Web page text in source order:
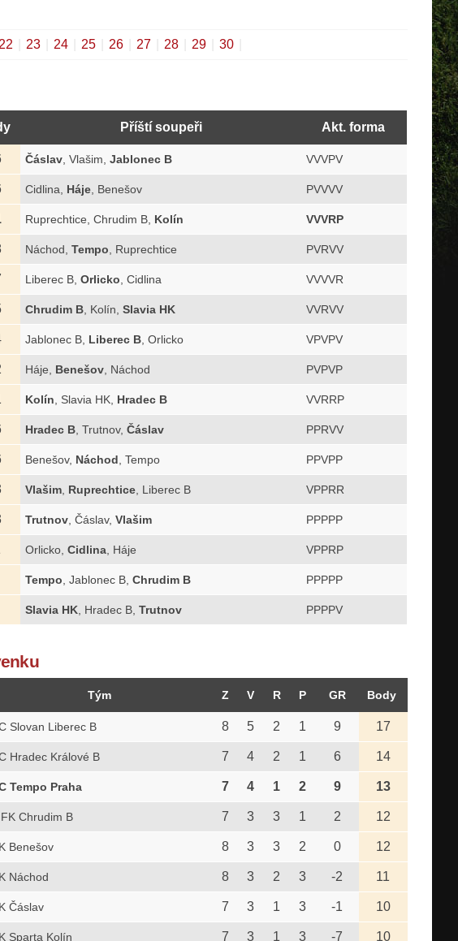
22 23 24 25 26 27 28 29 30
Příští soupeři Akt. forma
Čáslav, Vlašim, Jablonec B VVVPV
Cidlina, Háje, Benešov PVVVV
Ruprechtice, Chrudim B, Kolín VVVRP
Náchod, Tempo, Ruprechtice PVRVV
Liberec B, Orlicko, Cidlina VVVVR
Chrudim B, Kolín, Slavia HK VVRVV
Jablonec B, Liberec B, Orlicko VPVPV
Háje, Benešov, Náchod PVPVP
Kolín, Slavia HK, Hradec B VVRRP
Hradec B, Trutnov, Čáslav PPRVV
Benešov, Náchod, Tempo PPVPP
Vlašim, Ruprechtice, Liberec B VPPRR
Trutnov, Čáslav, Vlašim PPPPP
Orlicko, Cidlina, Háje VPPRP
Tempo, Jablonec B, Chrudim B PPPPP
Slavia HK, Hradec B, Trutnov PPPPV
Tým Z V R P GR Body
Slovan Liberec B 8 5 2 1 9 17
Hradec Králové B 7 4 2 1 6 14
Tempo Praha 7 4 1 2 9 13
Chrudim B 7 3 3 1 2 12
Benešov 8 3 3 2 0 12
Náchod 8 3 2 3 -2 11
Čáslav 7 3 1 3 -1 10
Sparta Kolín 7 3 1 3 -7 10